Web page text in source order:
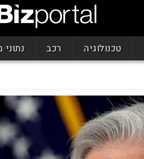
טכנולוגיה רכב